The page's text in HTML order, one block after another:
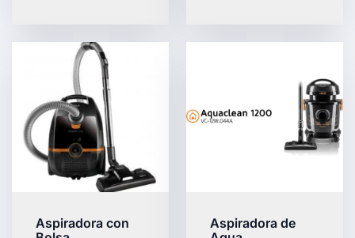
Aspiradora con
Aspiradora de